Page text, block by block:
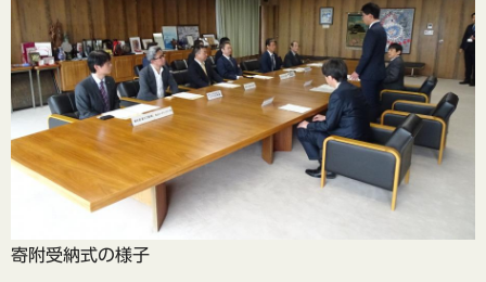
寄附受納式の様子